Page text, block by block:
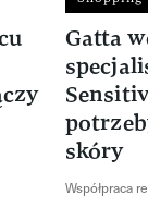
Gatta
skóry
Współpraca